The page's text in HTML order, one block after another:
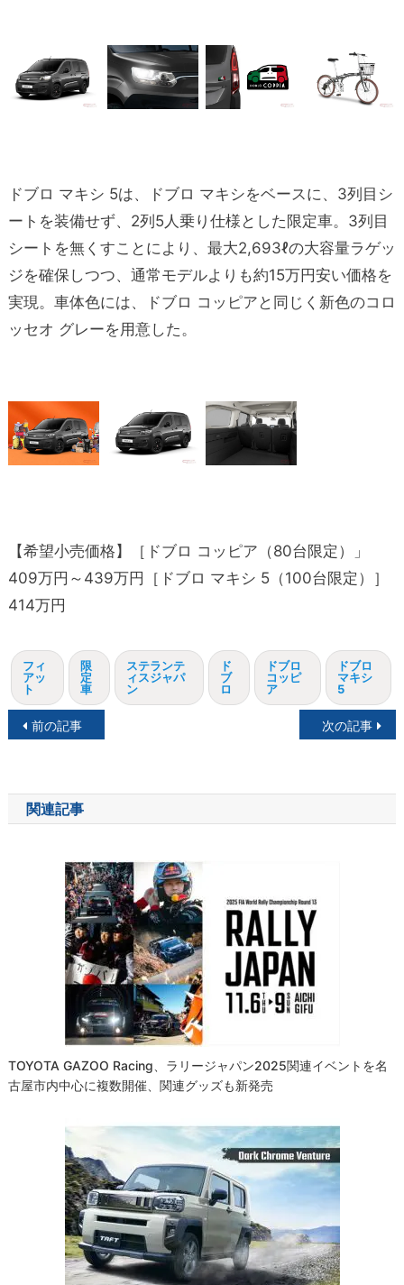
ドブロ マキシ 5は、ドブロ マキシをベースに、3列目シ
ートを装備せず、2列5人乗り仕様とした限定車。3列目
シートを無くすことにより、最大2,693ℓの大容量ラゲッ
ジを確保しつつ、通常モデルよりも約15万円安い価格を
実現。車体色には、ドブロ コッピアと同じく新色のコロ
ッセオ グレーを用意した。
【希望小売価格】［ドブロ コッピア（80台限定）」
409万円～439万円［ドブロ マキシ 5（100台限定）］
414万円
フィ
アッ
ト
限
定
車
ステランテ
ィスジャパ
ン
ド
ブ
ロ
ドブロ
コッピ
ア
ドブロ
マキシ
5
投
ナ
ビ
前の記事 次の記事
関連記事
TOYOTA GAZOO Racing、ラリージャパン2025関連イベントを名
古屋市内中心に複数開催、関連グッズも新発売